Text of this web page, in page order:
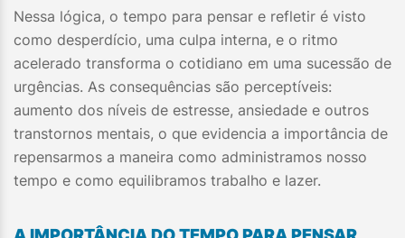
Nessa lógica, o tempo para pensar e refletir é visto
como desperdício, uma culpa interna, e o ritmo
acelerado transforma o cotidiano em uma sucessão de
urgências. As consequências são perceptíveis:
aumento dos níveis de estresse, ansiedade e outros
transtornos mentais, o que evidencia a importância de
repensarmos a maneira como administramos nosso
tempo e como equilibramos trabalho e lazer.